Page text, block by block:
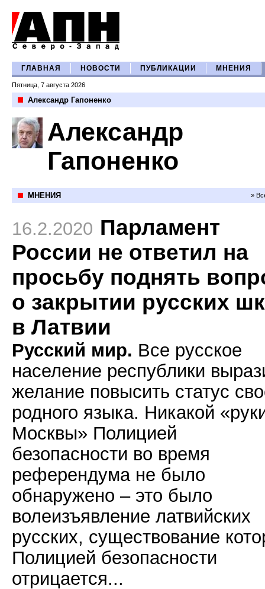
ГЛАВНАЯ НОВОСТИ ПУБЛИКАЦИИ МНЕНИЯ
Пятница, 7 августа 2026
Александр Гапоненко
Александр
Гапоненко
МНЕНИЯ »
16.2.2020 Парламент
России не ответил на
просьбу поднять
о закрытии русских
в Латвии
Русский мир. Все русское
население республики
желание повысить статус
родного языка. Никакой
Москвы» Полицией
безопасности во время
референдума не было
обнаружено – это было
волеизъявление латвийских
русских, существование
Полицией безопасности
отрицается...